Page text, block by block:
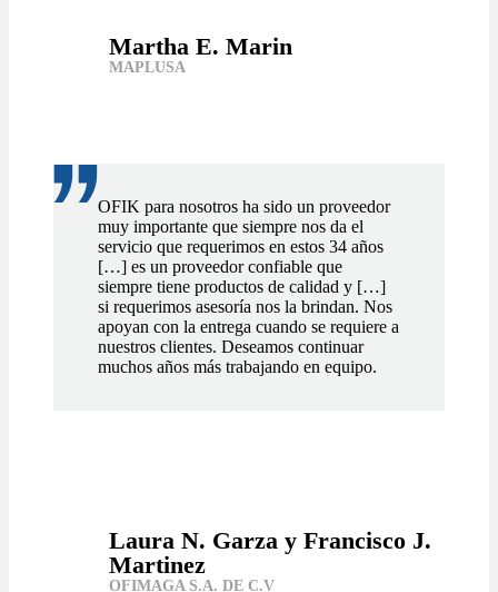
Martha E. Marin
MAPLUSA
OFIK para nosotros ha sido un proveedor
muy importante que siempre nos da el
servicio que requerimos en estos 34 años
[…] es un proveedor confiable que
siempre tiene productos de calidad y […]
si requerimos asesoría nos la brindan. Nos
apoyan con la entrega cuando se requiere a
nuestros clientes. Deseamos continuar
muchos años más trabajando en equipo.
"
Laura N. Garza y Francisco J.
Martinez
OFIMAGA S.A. DE C.V